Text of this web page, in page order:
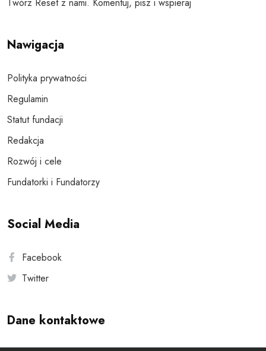
Twórz Reset z nami. Komentuj, pisz i wspieraj
Nawigacja
Polityka prywatności
Regulamin
Statut fundacji
Redakcja
Rozwój i cele
Fundatorki i Fundatorzy
Social Media
Facebook
Twitter
Dane kontaktowe